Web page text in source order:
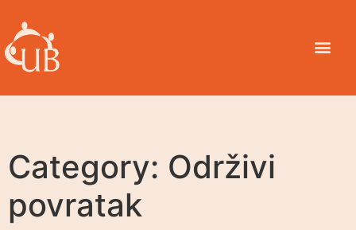
Category: Održivi
povratak